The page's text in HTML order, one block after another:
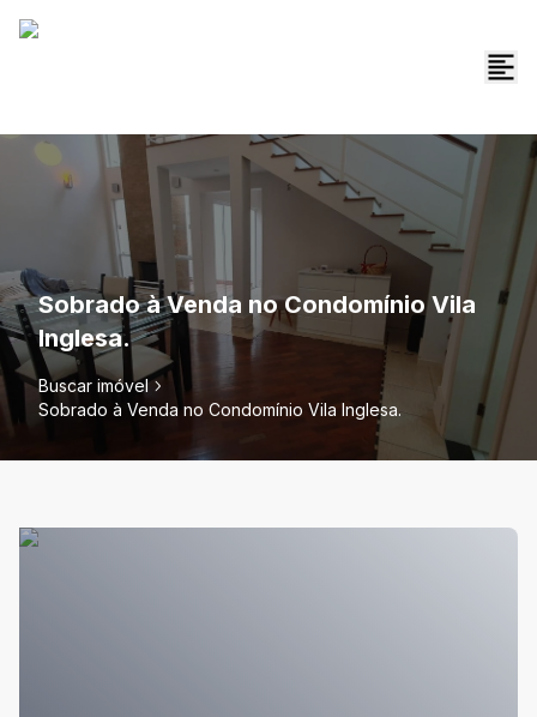
Sobrado à Venda no Condomínio Vila
Inglesa.
Buscar imóvel
Sobrado à Venda no Condomínio Vila Inglesa.